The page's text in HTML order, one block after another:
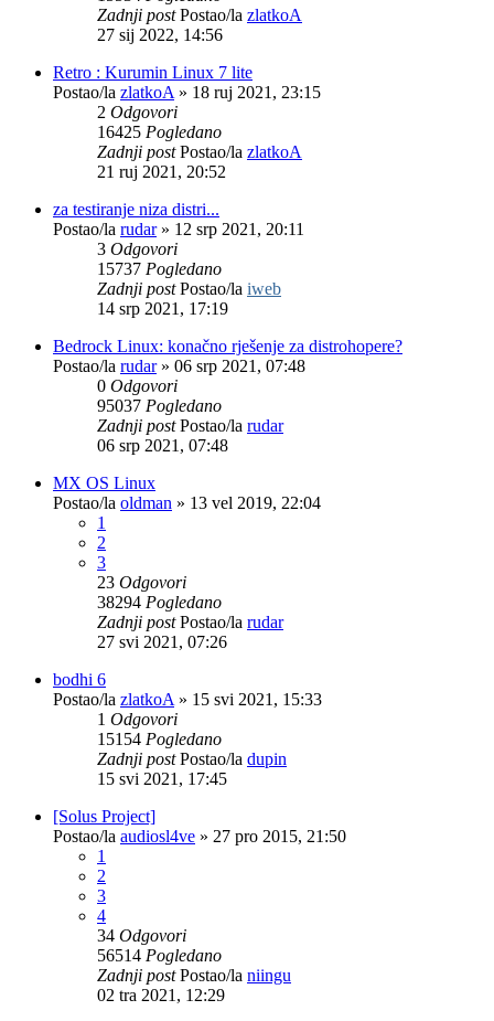
Zadnji postPostao/la zlatkoA
27 sij 2022, 14:56
Retro : Kurumin Linux 7 lite
Postao/la zlatkoA » 18 ruj 2021, 23:15
2 Odgovori
16425 Pogledano
Zadnji postPostao/la zlatkoA
21 ruj 2021, 20:52
za testiranje niza distri...
Postao/la rudar» 12 srp 2021, 20:11
3 Odgovori
15737 Pogledano
Zadnji postPostao/la iweb
14 srp 2021, 17:19
Bedrock Linux: konačno rješenje za distrohopere?
Postao/la rudar» 06 srp 2021, 07:48
0 Odgovori
95037 Pogledano
Zadnji postPostao/la rudar
06 srp 2021, 07:48
MX OS Linux
Postao/la oldman » 13 vel 2019, 22:04
1
2
3
23 Odgovori
38294 Pogledano
Zadnji postPostao/la rudar
27 svi 2021, 07:26
bodhi 6
Postao/la zlatkoA » 15 svi 2021, 15:33
1 Odgovori
15154 Pogledano
Zadnji postPostao/la dupin
15 svi 2021, 17:45
[Solus Project]
Postao/la audiosl4ve » 27 pro 2015, 21:50
1
2
3
4
34 Odgovori
56514 Pogledano
Zadnji postPostao/la niingu
02 tra 2021, 12:29